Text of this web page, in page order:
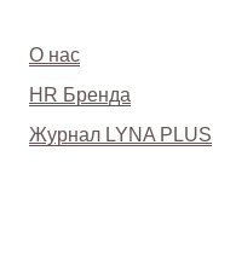
О нас
HR Бренда
Журнал LYNA PLUS